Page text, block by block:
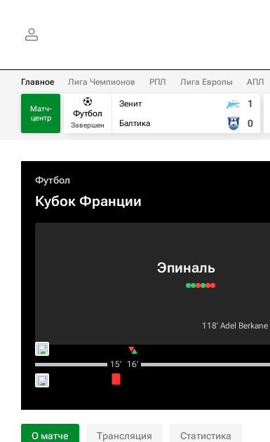
Главное Лига Чемпионов РПЛ Лига Европы АПЛ
Матч-
центр
Футбол
Завершен
Зенит
Балтика
1
0
Футбол
Кубок Франции
Эпиналь
118‎’‎ Adel Berkane
15‎’‎ 16‎’‎
О матче Трансляция Статистика